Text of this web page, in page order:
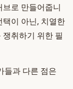
로 만들어줍니
이 아닌, 치열한
취하기 위한 필
들과 다른 점은